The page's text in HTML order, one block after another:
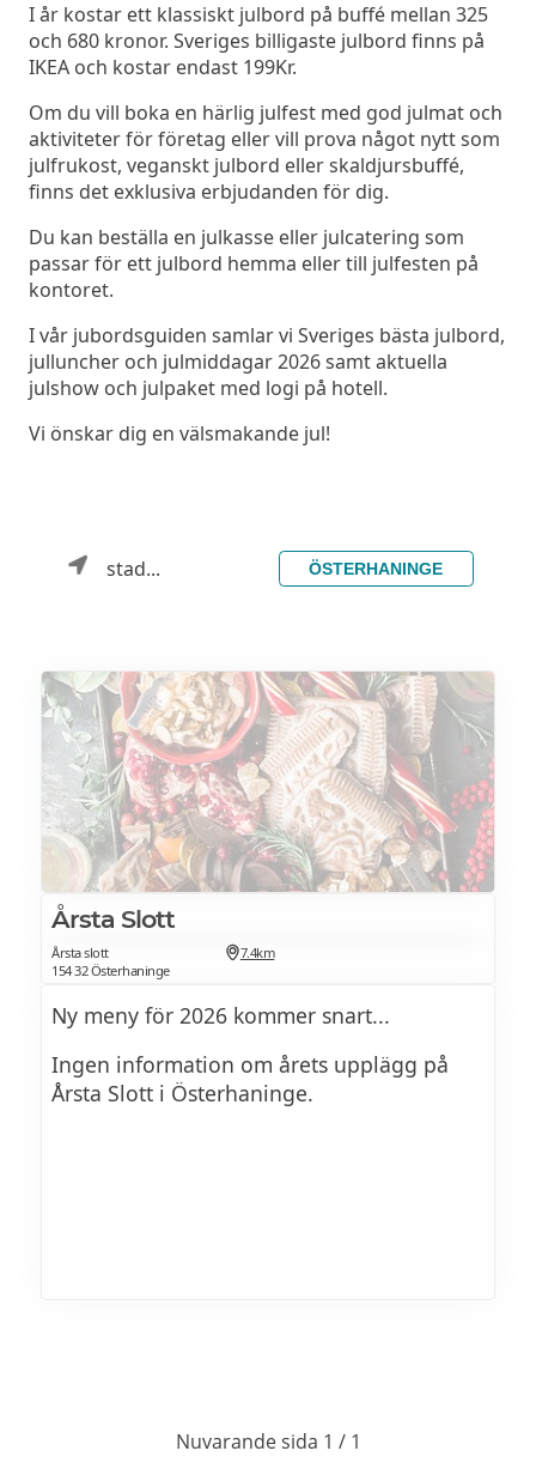
I år kostar ett klassiskt julbord på buffé mellan 325
och 680 kronor. Sveriges billigaste julbord finns på
IKEA och kostar endast 199Kr.
Om du vill boka en härlig julfest med god julmat och
aktiviteter för företag eller vill prova något nytt som
julfrukost, veganskt julbord eller skaldjursbuffé,
finns det exklusiva erbjudanden för dig.
Du kan beställa en julkasse eller julcatering som
passar för ett julbord hemma eller till julfesten på
kontoret.
I vår jubordsguiden samlar vi Sveriges bästa julbord,
julluncher och julmiddagar 2026 samt aktuella
julshow och julpaket med logi på hotell.
Vi önskar dig en välsmakande jul!
stad... ÖSTERHANINGE
Årsta Slott
Årsta slott
154 32 Österhaninge
7.4km
Ny meny för 2026 kommer snart...
Ingen information om årets upplägg på
Årsta Slott i Österhaninge.
Nuvarande sida 1 / 1